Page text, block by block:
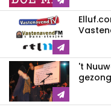
't